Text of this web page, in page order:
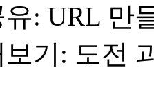
: URL 만
기: 도전